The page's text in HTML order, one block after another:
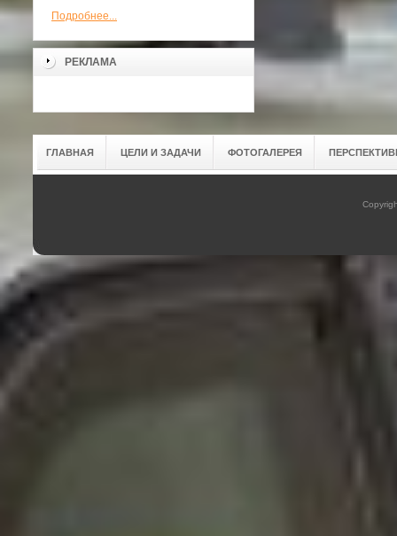
Подробнее...
РЕКЛАМА
ГЛАВНАЯ ЦЕЛИ И ЗАДАЧИ ФОТОГАЛЕРЕЯ